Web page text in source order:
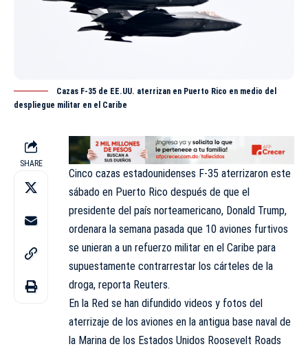
Cazas F-35 de EE.UU. aterrizan en Puerto Rico en medio del
despliegue militar en el Caribe
SHARE
Cinco cazas estadounidenses F-35 aterrizaron este
sábado en Puerto Rico después de que el
presidente del país norteamericano, Donald Trump,
ordenara la semana pasada que 10 aviones furtivos
se unieran a un refuerzo militar en el Caribe para
supuestamente contrarrestar los cárteles de la
droga, reporta Reuters.
En la Red se han difundido videos y fotos del
aterrizaje de los aviones en la antigua base naval de
la Marina de los Estados Unidos Roosevelt Roads